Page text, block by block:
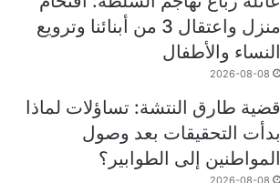
منزل واعتقال 3 من أبنائنا وترويع
النساء والأطفال
2026-08-08
قضية طارق النتشة: تساؤلات لماذا
بدأت التحقيقات بعد وصول
المواطنين إلى الطوابير؟
2026-08-08